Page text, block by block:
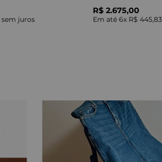
sem juros
R$ 2.675,00
Em até 6x R$ 445,83